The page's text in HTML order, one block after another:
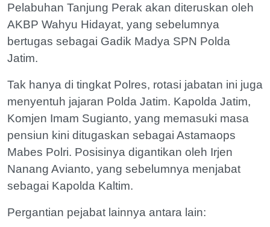
Pelabuhan Tanjung Perak akan diteruskan oleh
AKBP Wahyu Hidayat, yang sebelumnya
bertugas sebagai Gadik Madya SPN Polda
Jatim.
Tak hanya di tingkat Polres, rotasi jabatan ini juga
menyentuh jajaran Polda Jatim. Kapolda Jatim,
Komjen Imam Sugianto, yang memasuki masa
pensiun kini ditugaskan sebagai Astamaops
Mabes Polri. Posisinya digantikan oleh Irjen
Nanang Avianto, yang sebelumnya menjabat
sebagai Kapolda Kaltim.
Pergantian pejabat lainnya antara lain: